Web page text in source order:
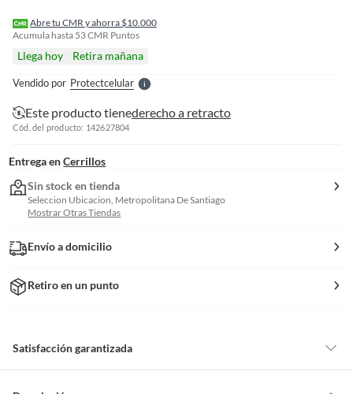
Abre tu CMR y ahorra $10.000
Acumula hasta 53CMR Puntos
Llega hoy Retira mañana
Vendido por ProtectcelularS
l
e
r
Este producto tienederecho a retracto
Cód. del producto: 142627804
Entrega en Cerrillos
Sin stock en tienda
Seleccion Ubicacion, Metropolitana De Santiago
Mostrar Otras Tiendas
Envío a domicilio
Retiro en un punto
Satisfacción garantizada